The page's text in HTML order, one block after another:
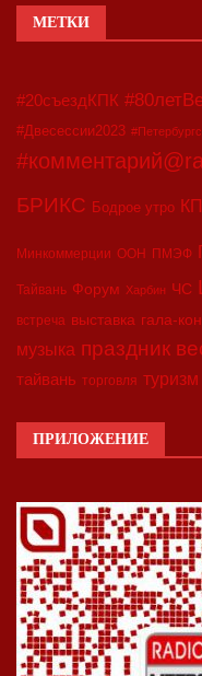
МЕТКИ
#20съездКПК
#Двесессии2023
БРИКС Бодрое утро
Минкоммерции ООН ПМЭФ
Тайвань Форум Харбин ЧС
встреча выставка гала-
музыка праздник
тайвань торговля туризм
ПРИЛОЖЕНИЕ